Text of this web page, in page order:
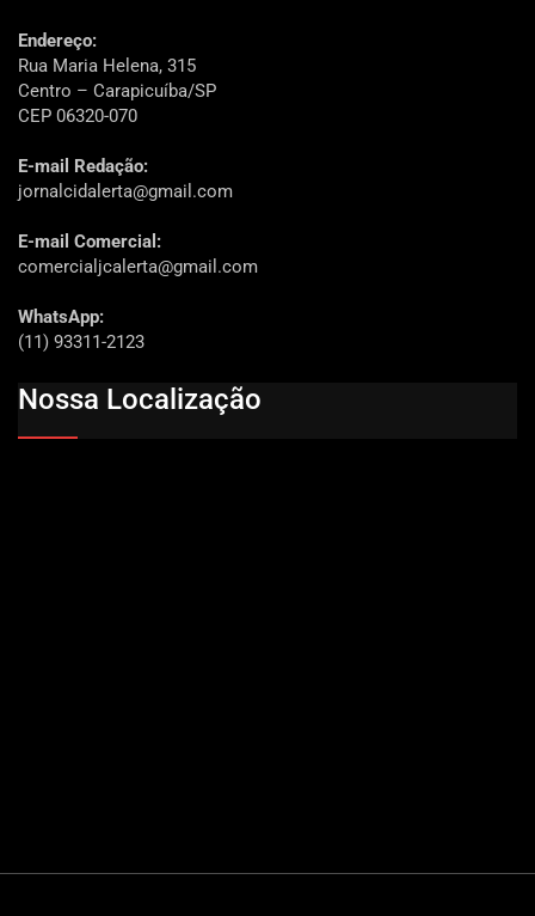
Endereço:
Rua Maria Helena, 315
Centro – Carapicuíba/SP
CEP 06320-070
E-mail Redação:
jornalcidalerta@gmail.com
E-mail Comercial:
comercialjcalerta@gmail.com
WhatsApp:
(11) 93311-2123
Nossa Localização